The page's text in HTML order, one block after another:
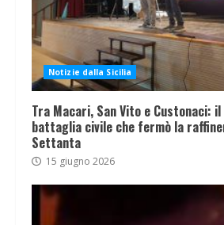
Notizie dalla Sicilia
Tra Macari, San Vito e Custonaci:
battaglia civile che fermò la
Settanta
15 giugno 2026